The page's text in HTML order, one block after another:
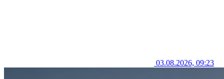
03.08.2026, 09:23